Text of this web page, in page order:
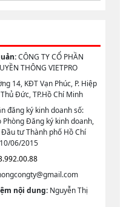
CÔNG TY CỔ PHẦN
THÔNG VIETPRO
14, KĐT Vạn Phúc, P. Hiệp
Đức, TP.Hồ Chí Minh
đăng ký kinh doanh số:
Phòng Đăng ký kinh doanh,
Đầu tư Thành phố Hồ Chí
06/2015
nội dung: Nguyễn Thị